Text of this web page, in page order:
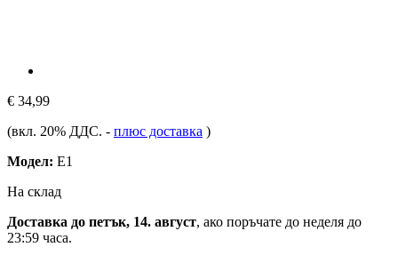
€ 34,99
(вкл. 20% ДДС. - плюс доставка )
Модел: E1
На склад
Доставка до петък, 14. август, ако поръчате до неделя до
23:59 часа.